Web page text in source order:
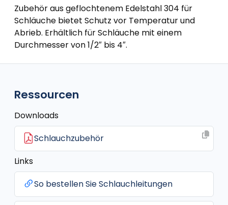
Zubehör aus geflochtenem Edelstahl 304 für
Schläuche bietet Schutz vor Temperatur und
Abrieb. Erhältlich für Schläuche mit einem
Durchmesser von 1/2″ bis 4″.
Ressourcen
Downloads
Schlauchzubehör
Links
So bestellen Sie Schlauchleitungen